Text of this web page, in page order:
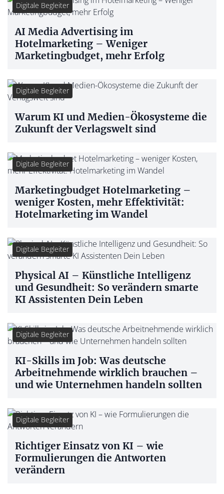
Digitale Begleiter
AI Media Advertising im
Hotelmarketing – Weniger
Marketingbudget, mehr Erfolg
Digitale Begleiter
Warum KI und Medien-Ökosysteme die
Zukunft der Verlagswelt sind
Digitale Begleiter
Marketingbudget Hotelmarketing –
weniger Kosten, mehr Effektivität:
Hotelmarketing im Wandel
Digitale Begleiter
Physical AI – Künstliche Intelligenz
und Gesundheit: So verändern smarte
KI Assistenten Dein Leben
Digitale Begleiter
KI-Skills im Job: Was deutsche
Arbeitnehmende wirklich brauchen –
und wie Unternehmen handeln sollten
Digitale Begleiter
Richtiger Einsatz von KI – wie
Formulierungen die Antworten
verändern